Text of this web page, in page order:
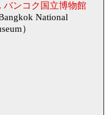
バンコク国立博物館
Bangkok National
）